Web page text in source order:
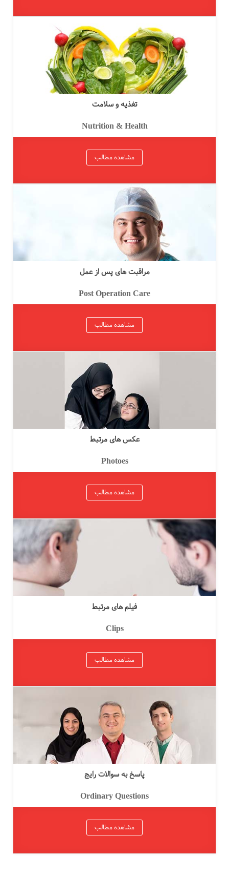
تغذیه و سلامت
Nutrition & Health
مشاهده مطالب
مراقبت های پس از عمل
Post Operation Care
مشاهده مطالب
عکس های مرتبط
Photoes
مشاهده مطالب
فیلم های مرتبط
Clips
مشاهده مطالب
پاسخ به سوالات رایج
Ordinary Questions
مشاهده مطالب